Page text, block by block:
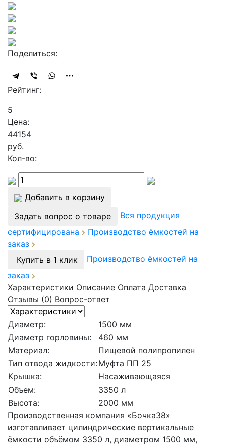
Поделиться:
Рейтинг:
5
Цена:
44154
руб.
Кол-во:
Добавить в корзину
Задать вопрос о товаре
Вся продукция
сертифицирована
Производство ёмкостей на
заказ
Купить в 1 клик
Производство ёмкостей на
заказ
Характеристики Описание Оплата Доставка
Отзывы (0) Вопрос-ответ
Диаметр:
1500 мм
Диаметр горловины:
460 мм
Материал:
Пищевой полипропилен
Тип отвода жидкости:Муфта ПП 25
Крышка:
Насаживающаяся
Объем:
3350 л
Высота:
2000 мм
Производственная компания «Бочка38»
изготавливает цилиндрические вертикальные
ёмкости объёмом 3350 л, диаметром 1500 мм,